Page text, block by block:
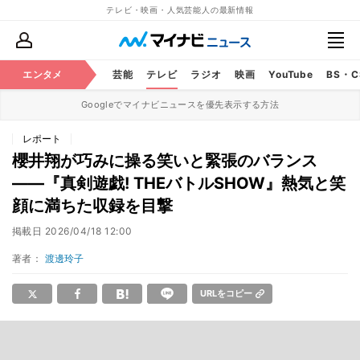
テレビ・映画・人気芸能人の最新情報
エンタメ 芸能 テレビ ラジオ 映画 YouTube BS・
Googleでマイナビニュースを優先表示する方法
レポート
櫻井翔が巧みに操る笑いと緊張のバランス
――『真剣遊戯! THEバトルSHOW』熱気と笑
顔に満ちた収録を目撃
掲載日 2026/04/18 12:00
著者： 渡邊玲子
URLをコピー